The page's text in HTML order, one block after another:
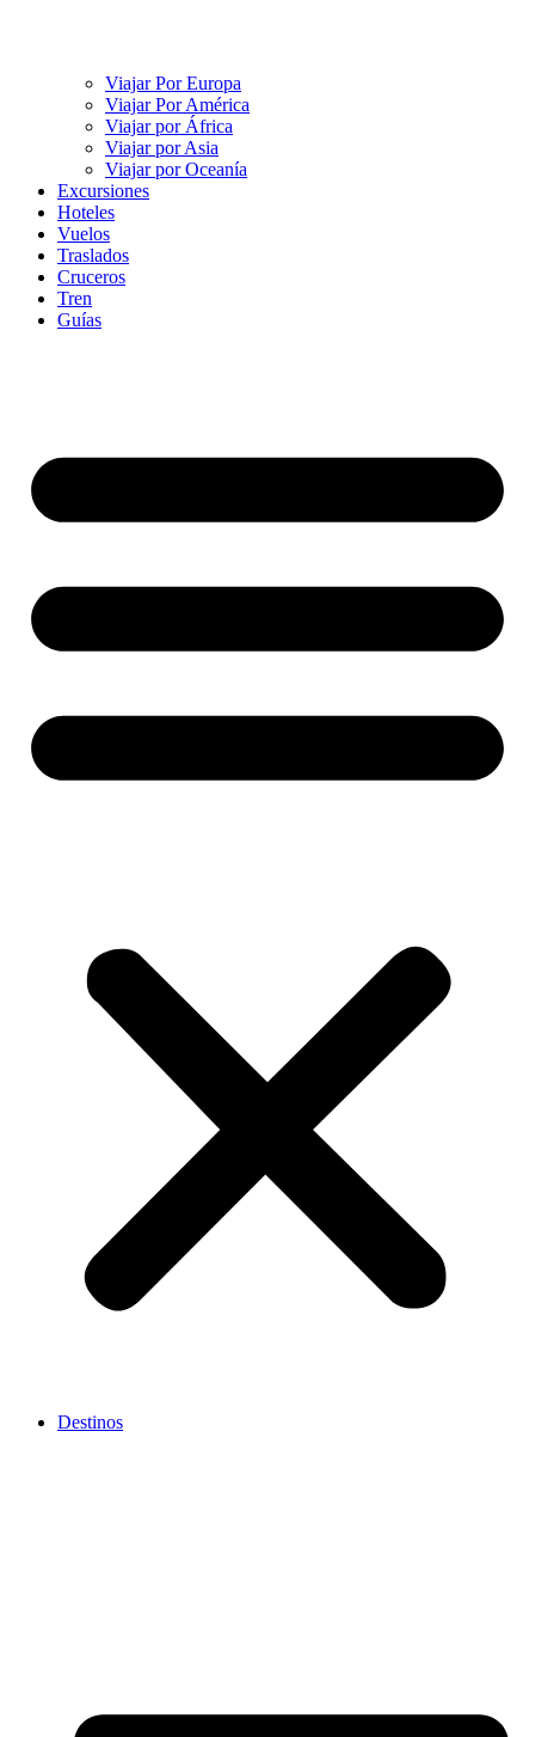
Viajar Por Europa
Viajar Por América
Viajar por África
Viajar por Asia
Viajar por Oceanía
Excursiones
Hoteles
Vuelos
Traslados
Cruceros
Tren
Guías
Destinos